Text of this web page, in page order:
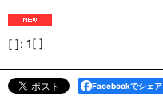
[ ]: 1[ ]
Facebookでシェア